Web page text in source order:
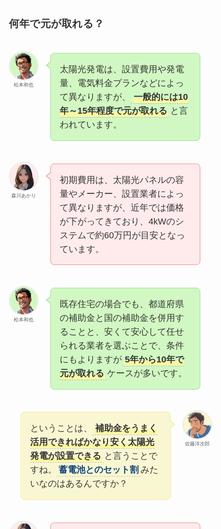
何年で元が取れる？
松本和也
太陽光発電は、設置費用や発電
量、電気料金プランなどによっ
て異なりますが、
一般的には10
年～15年程度で元が取れる と言
われています。
森川あかり
初期費用は、太陽光パネルの容
量やメーカー、設置業者によっ
て異なりますが、近年では価格
が下がってきており、4kWのシ
ステムで約60万円が目安となっ
ています。
松本和也
既存住宅の場合でも、都道府県
の補助金と国の補助金を併用す
ることと、安くて安心して任せ
られる業者を選ぶことで、条件
にもよりますが 5年から10年で
元が取れる ケースが多いです。
佐藤洋次郎
ということは、
補助金をうまく
活用できればかなり安く太陽光
発電が設置できる と言うことで
すね。
蓄電池とのセット割 みた
いなのはあるんですか？